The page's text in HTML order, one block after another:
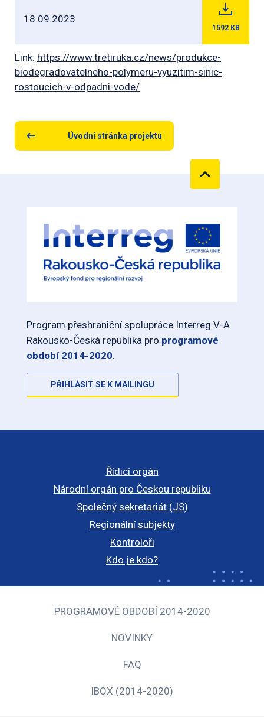
18.09.2023
1592 KB
Link: https://www.tretiruka.cz/news/produkce-
biodegradovatelneho-polymeru-vyuzitim-sinic-
rostoucich-v-odpadni-vode/
Úvodní stránka projektu
Program přeshraniční spolupráce Interreg V-A
Rakousko-Česká republika pro programové
období 2014-2020.
PŘIHLÁSIT SE K MAILINGU
Řídicí orgán
Národní orgán pro Českou republiku
Společný sekretariát (JS)
Regionální subjekty
Kontroloři
Kdo je kdo?
PROGRAMOVÉ OBDOBÍ 2014-2020
NOVINKY
FAQ
IBOX (2014-2020)